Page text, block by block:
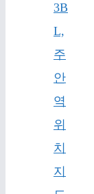
3B
L,
주
안
역
위
치
지